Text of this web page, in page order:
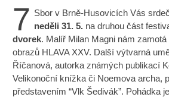
7 Sbor v Brně-Husovicích Vás
neděli 31. 5.na druhou část
dvorek. Malíř Milan Magni nám
obrazů HLAVA XXV. Další výtvarná
Říčanová, autorka známých publikací
Velikonoční knížka či Noemova archa,
představením “Vlk Šedivák”. Pohádka